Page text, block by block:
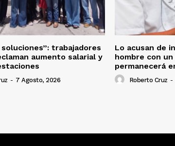
soluciones”: trabajadores
aumento salarial y
- 7 Agosto, 2026
Lo acusan de
hombre con
permanecerá
Roberto Cruz -